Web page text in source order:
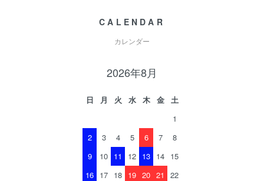
CALENDAR
カレンダー
2026年8月
日 月 火 水 木 金
土
1
2
3 4 5 6 7
8
9
10 11 12 13 14 15
16 17 18 19 20 21
22